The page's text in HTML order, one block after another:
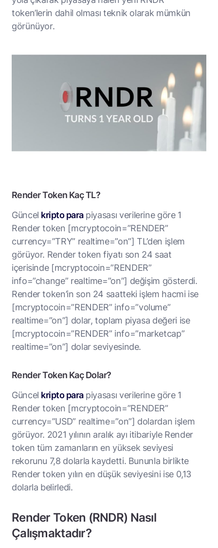
token’lerin dahil olması teknik olarak mümkün
görünüyor.
Render Token Kaç TL?
Güncel kripto parapiyasası verilerine göre 1
Render token [mcryptocoin=”RENDER”
currency=”TRY” realtime=”on”] TL’den işlem
görüyor. Render token fiyatı son 24 saat
içerisinde [mcryptocoin=”RENDER”
info=”change” realtime=”on”] değişim gösterdi.
Render token’in son 24 saatteki işlem hacmi ise
[mcryptocoin=”RENDER” info=”volume”
realtime=”on”] dolar, toplam piyasa değeri ise
[mcryptocoin=”RENDER” info=”marketcap”
realtime=”on”] dolar seviyesinde.
Render Token Kaç Dolar?
Güncel kripto parapiyasası verilerine göre 1
Render token [mcryptocoin=”RENDER”
currency=”USD” realtime=”on”] dolardan işlem
görüyor. 2021 yılının aralık ayı itibariyle Render
token tüm zamanların en yüksek seviyesi
rekorunu 7,8 dolarla kaydetti. Bununla birlikte
Render token yılın en düşük seviyesini ise 0,13
dolarla belirledi.
Render Token (RNDR) Nasıl
Çalışmaktadır?